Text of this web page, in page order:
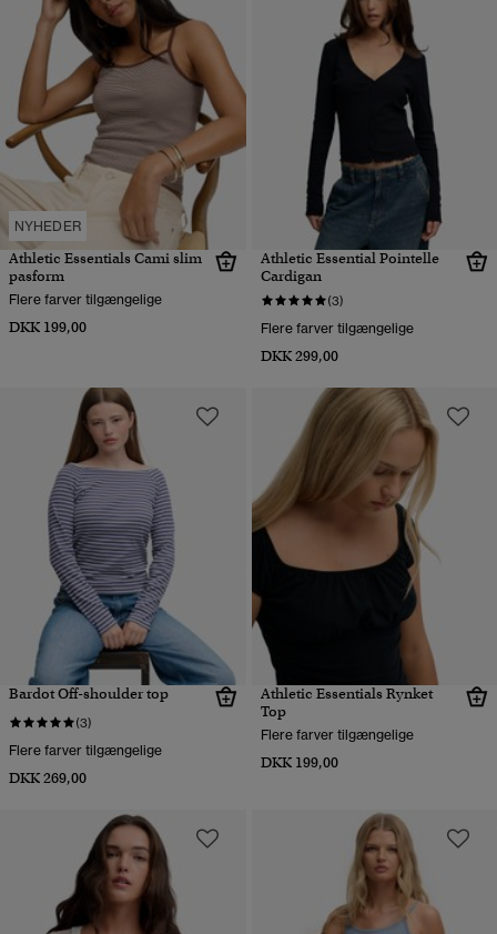
NYHEDER
Athletic Essentials Cami slim
pasform
Flere farver tilgængelige
DKK 199,00
Athletic Essential Pointelle
Cardigan
(3)
Flere farver tilgængelige
DKK 299,00
Bardot Off-shoulder top
(3)
Flere farver tilgængelige
DKK 269,00
Athletic Essentials Rynket
Top
Flere farver tilgængelige
DKK 199,00